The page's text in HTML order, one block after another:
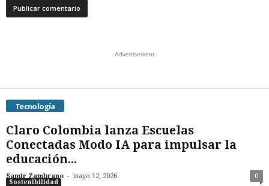
- Advertisement -
Tecnología
Claro Colombia lanza Escuelas
Conectadas Modo IA para impulsar la
educación...
Samir Zambrano - mayo 12, 2026 0
Sostenibilidad